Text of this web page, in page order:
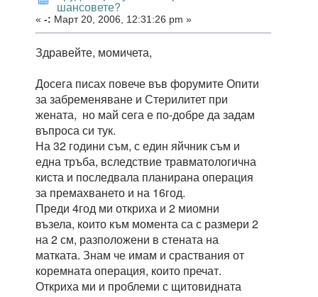
шансовете?
« -: Март 20, 2006, 12:31:26 pm »
Здравейте, момичета,
Досега писах повече във форумите Опити
за забременяване и Стерилитет при
жената, но май сега е по-добре да задам
въпроса си тук.
На 32 години съм, с един яйчник съм и
една тръба, вследствие травматологична
киста и последвала планирана операция
за премахването и на 16год.
Преди 4год ми откриха и 2 миомни
възела, които към момента са с размери 2
на 2 см, разположени в стената на
матката. Знам че имам и сраствания от
коремната операция, които пречат.
Откриха ми и проблеми с щитовидната